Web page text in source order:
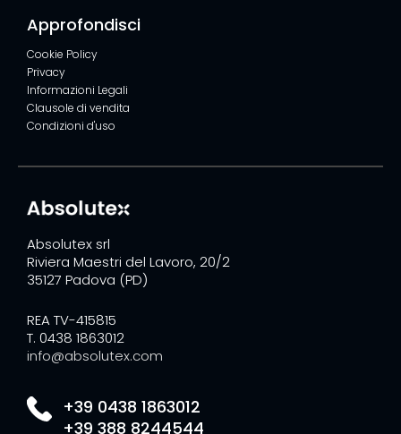
Approfondisci
Cookie Policy
Privacy
Informazioni Legali
Clausole di vendita
Condizioni d'uso
Absolutex srl
Riviera Maestri del Lavoro, 20/2
35127 Padova (PD)
REA TV-415815
T. 0438 1863012
info@absolutex.com
+39 0438 1863012
+39 388 8244544